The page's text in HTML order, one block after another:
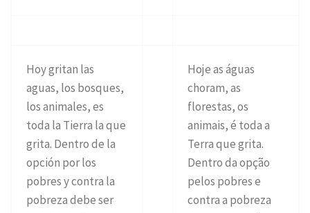
Hoy gritan las
aguas, los bosques,
los animales, es
toda la Tierra la que
grita. Dentro de la
opción por los
pobres y contra la
pobreza debe ser
Hoje as águas
choram, as
florestas, os
animais, é toda a
Terra que grita.
Dentro da opção
pelos pobres e
contra a pobreza